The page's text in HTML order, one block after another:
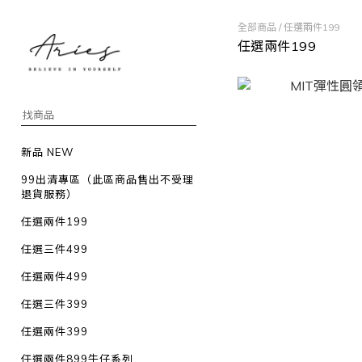
新品 NEW
99出清專區（此區商品售出不受理
退貨服務）
任選兩件199
任選三件499
任選兩件499
任選三件399
任選兩件399
任選兩件899牛仔系列
全部商品 /任選兩件199
任選兩件199